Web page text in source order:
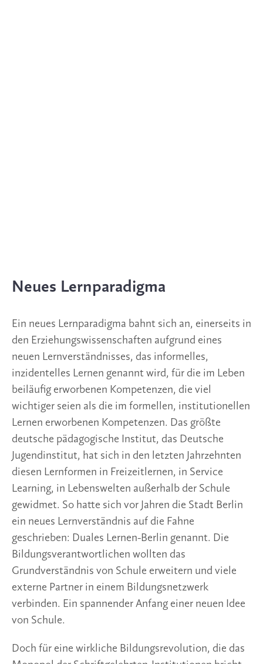
Neues Lernparadigma
Ein neues Lernparadigma bahnt sich an, einerseits in
den Erziehungswissenschaften aufgrund eines
neuen Lernverständnisses, das informelles,
inzidentelles Lernen genannt wird, für die im Leben
beiläufig erworbenen Kompetenzen, die viel
wichtiger seien als die im formellen, institutionellen
Lernen erworbenen Kompetenzen. Das größte
deutsche pädagogische Institut, das Deutsche
Jugendinstitut, hat sich in den letzten Jahrzehnten
diesen Lernformen in Freizeitlernen, in Service
Learning, in Lebenswelten außerhalb der Schule
gewidmet. So hatte sich vor Jahren die Stadt Berlin
ein neues Lernverständnis auf die Fahne
geschrieben: Duales Lernen-Berlin genannt. Die
Bildungsverantwortlichen wollten das
Grundverständnis von Schule erweitern und viele
externe Partner in einem Bildungsnetzwerk
verbinden. Ein spannender Anfang einer neuen Idee
von Schule.
Doch für eine wirkliche Bildungsrevolution, die das